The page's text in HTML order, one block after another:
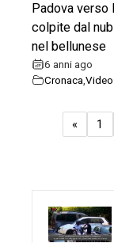
Padova verso
colpite dal
nel bellunese
6 anni ago
Cronaca,Video
« 1